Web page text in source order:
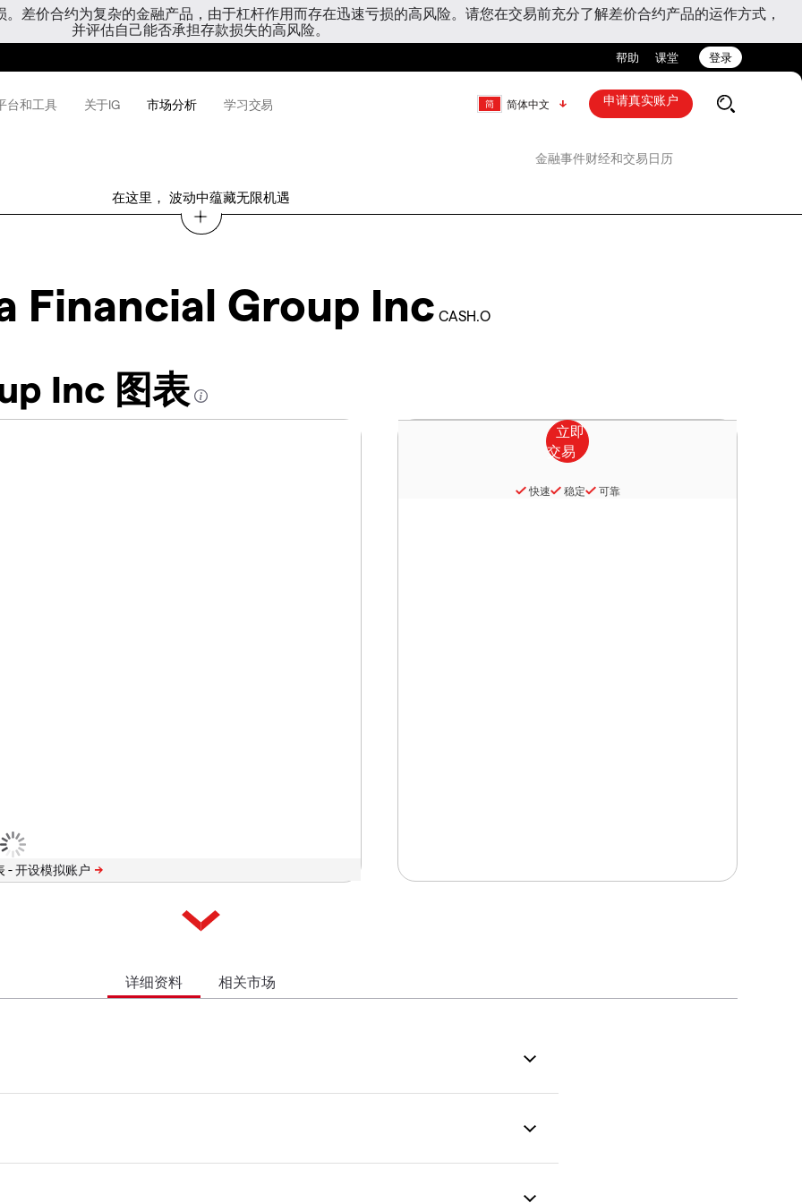
差价合约为复杂的金融产品，由于杠杆作用而存在迅速亏损的高风险。请您在交易前充分了解差价合约产品的运作方式，
并评估自己能否承担存款损失的高风险。
帮助 课堂 登录
台和工具 关于IG 市场分析 学习交易 简体中文 申请真实账户
金融事件财经和交易日历
在这里， 波动中蕴藏无限机遇
Financial Group Inc CASH.O
Inc 图表
-
快速 稳定 可靠
详细资料 相关市场